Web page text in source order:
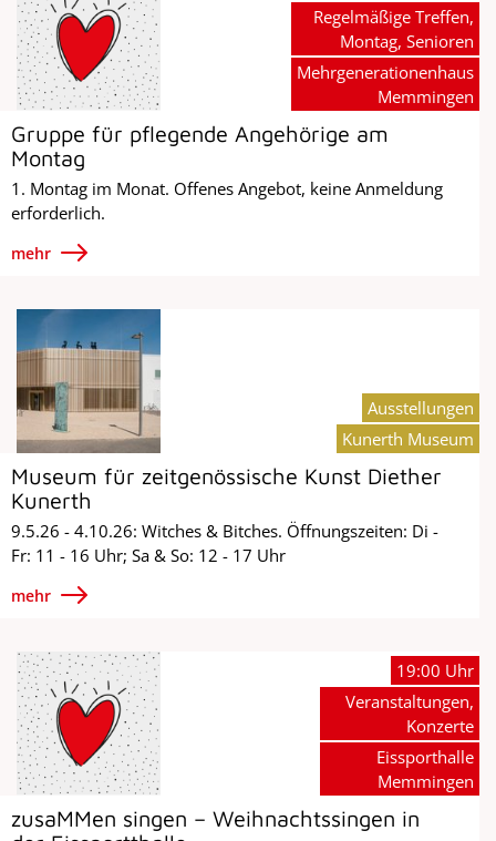
Gruppe für pflegende Angehörige am
Montag
1. Montag im Monat. Offenes Angebot, keine Anmeldung
erforderlich.
mehr
Regelmäßige Treffen,
Montag, Senioren
Mehrgenerationenhaus
Memmingen
Museum für zeitgenössische Kunst Diether
Kunerth
9.5.26 - 4.10.26: Witches & Bitches. Öffnungszeiten: Di -
Fr: 11 - 16 Uhr; Sa & So: 12 - 17 Uhr
mehr
Ausstellungen
Kunerth Museum
zusaMMen singen – Weihnachtssingen in
19:00 Uhr
Veranstaltungen,
Konzerte
Eissporthalle
Memmingen